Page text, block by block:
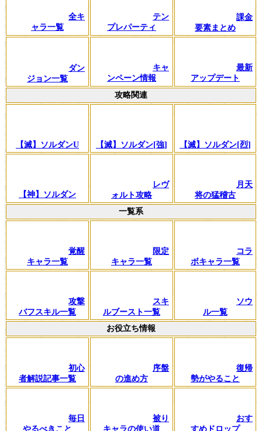
全キ
ャラ一覧
テン
プレパーティ
課金
要素まとめ
ダン
ジョン一覧
キャ
ンペーン情報
最新
アップデート
攻略関連
【滅】ソルダンU 【滅】ソルダン[強] 【滅】ソルダン[烈]
【神】ソルダン
レヴ
ォルト攻略
月天
将の猛稽古
一覧系
覚醒
キャラ一覧
限定
キャラ一覧
コラ
ボキャラ一覧
攻撃
バフスキル一覧
スキ
ルブースト一覧
ソウ
ル一覧
お役立ち情報
初心
者解説記事一覧
序盤
の進め方
復帰
勢がやること
毎日
やるべきこと
被り
キャラの使い道
おす
すめドロップ